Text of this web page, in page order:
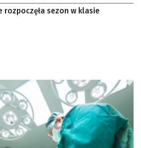
rozpoczęła sezon w klasie